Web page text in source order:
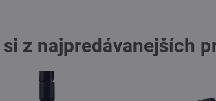
z najpredávanejších